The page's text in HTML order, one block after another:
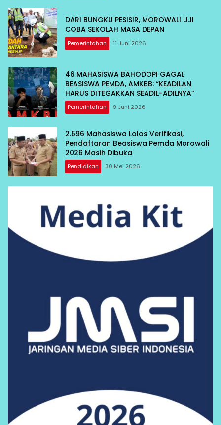
DARI BUNGKU PESISIR, MOROWALI UJI
COBA SEKOLAH MASA DEPAN
Pemerintahan 11 Juni 2026
46 MAHASISWA BAHODOPI GAGAL
BEASISWA PEMDA, AMKBB: “KEADILAN
HARUS DITEGAKKAN SEADIL-ADILNYA”
Pemerintahan 9 Juni 2026
2.696 Mahasiswa Lolos Verifikasi,
Pendaftaran Beasiswa Pemda Morowali
2026 Masih Dibuka
Pendidikan 30 Mei 2026